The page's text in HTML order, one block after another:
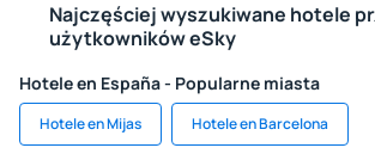
Najczęściej wyszukiwane hotele
użytkowników eSky
Hotele en España - Popularne miasta
Hotele en Mijas Hotele en Barcelona